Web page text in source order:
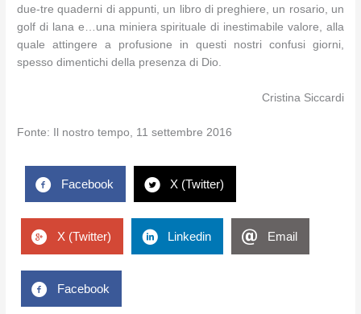
due-tre quaderni di appunti, un libro di preghiere, un rosario, un
golf di lana e…una miniera spirituale di inestimabile valore, alla
quale attingere a profusione in questi nostri confusi giorni,
spesso dimentichi della presenza di Dio.
Cristina Siccardi
Fonte: Il nostro tempo, 11 settembre 2016
Facebook X (Twitter)
X (Twitter) Linkedin Email
Facebook